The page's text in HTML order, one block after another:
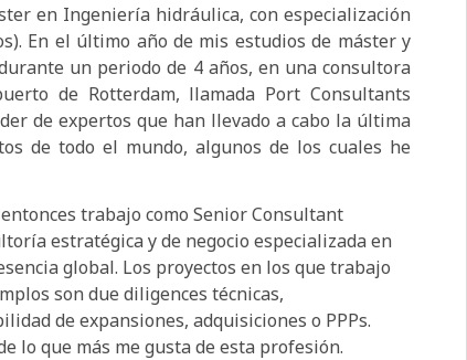
en Ingeniería hidráulica, con especialización
En el último año de mis estudios de máster y
un periodo de 4 años, en una consultora
de Rotterdam, llamada Port Consultants
de expertos que han llevado a cabo la última
de todo el mundo, algunos de los cuales he
trabajo como Senior Consultant
estratégica y de negocio especializada en
global. Los proyectos en los que trabajo
son due diligences técnicas,
de expansiones, adquisiciones o PPPs.
lo que más me gusta de esta profesión.